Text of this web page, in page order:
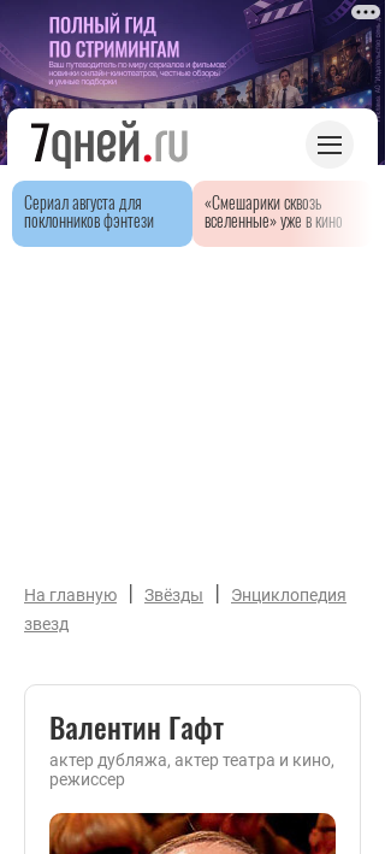
Сериал августа для
поклонников фэнтези
«Смешарики сквозь
вселенные» уже в кино
На главную | Звёзды |
Энциклопедия
звезд
Валентин Гафт
актер дубляжа, актер театра и кино,
режиссер